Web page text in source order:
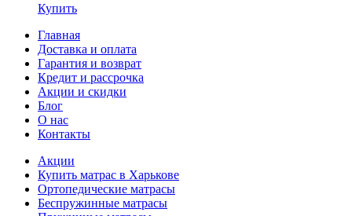
Купить
Главная
Доставка и оплата
Гарантия и возврат
Кредит и рассрочка
Акции и скидки
Блог
О нас
Контакты
Акции
Купить матрас в Харькове
Ортопедические матрасы
Беспружинные матрасы